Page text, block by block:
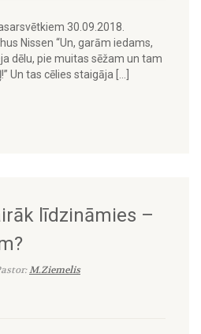
30.09.2018.
Nissen “Un, garām iedams,
dēlu, pie muitas sēžam un tam
Un tas cēlies staigāja […]
līdzināmies –
M.Ziemelis